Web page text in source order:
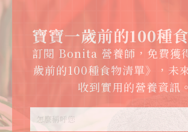
寶寶一歲前的100種
訂閱 Bonita 營養師，免費獲
歲前的100種食物清單》，未
收到實用的營養資訊。